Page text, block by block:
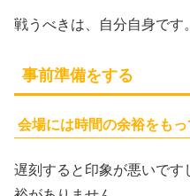
戦うべきは、自分自身です。
事前準備をする
会場には時間の余裕をも
遅刻すると印象が悪いです